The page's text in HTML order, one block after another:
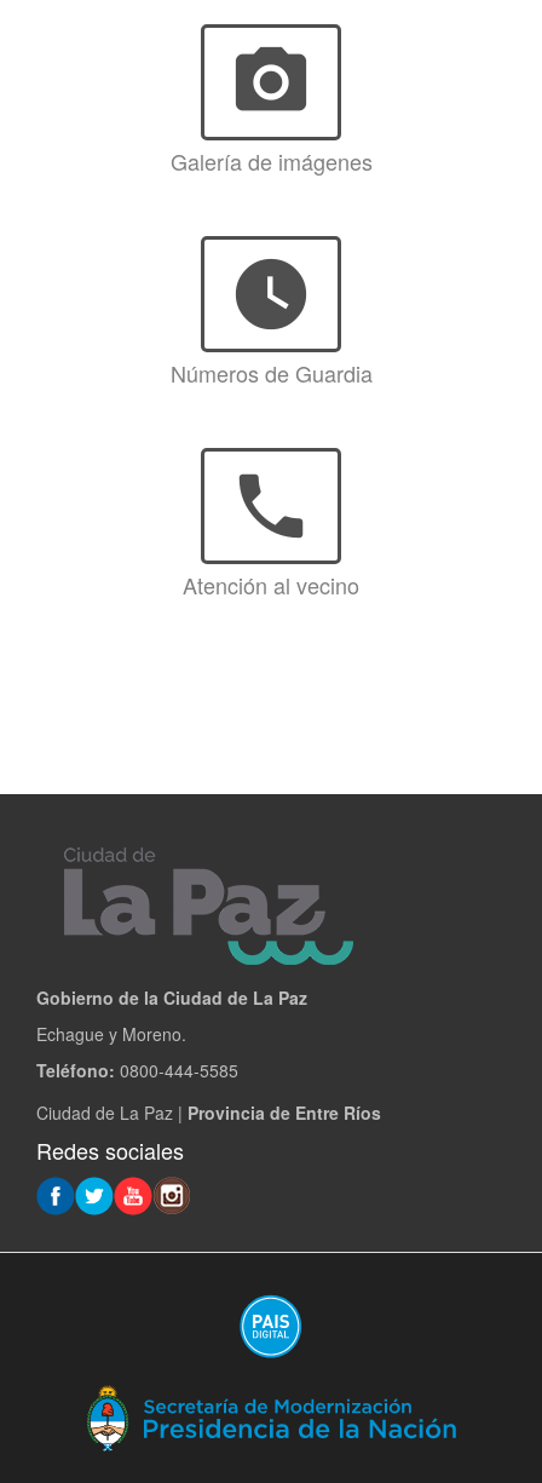
photo_camera
Galería de imágenes
watch_later
Números de Guardia
phone
Atención al vecino
Gobierno de la Ciudad de La Paz
Echague y Moreno.
Teléfono: 0800-444-5585
Ciudad de La Paz | Provincia de Entre Ríos
Redes sociales